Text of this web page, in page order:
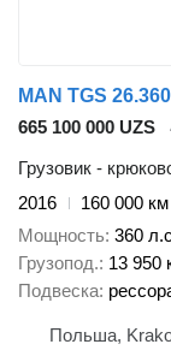
665 100 000 UZS
Грузовик -
2016
160 000 км
Мощность 360
Грузопод. 13 950
Подвеска
Польша,